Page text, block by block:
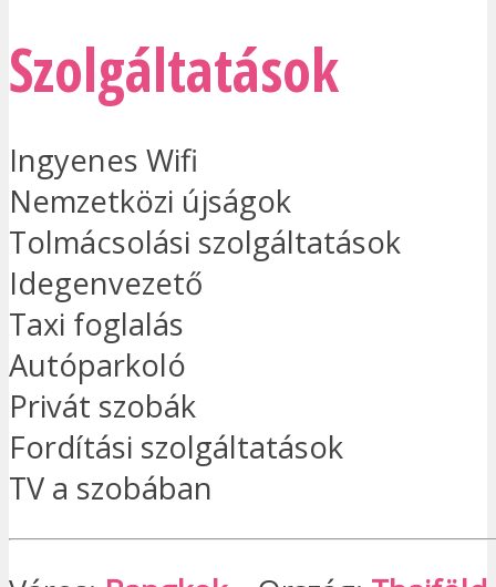
Szolgáltatások
Ingyenes Wifi
Nemzetközi újságok
Tolmácsolási szolgáltatások
Idegenvezető
Taxi foglalás
Autóparkoló
Privát szobák
Fordítási szolgáltatások
TV a szobában